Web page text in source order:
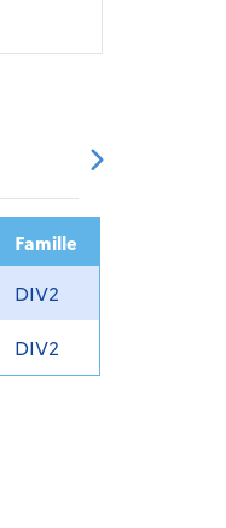
2023
Famille
DIV2
DIV2